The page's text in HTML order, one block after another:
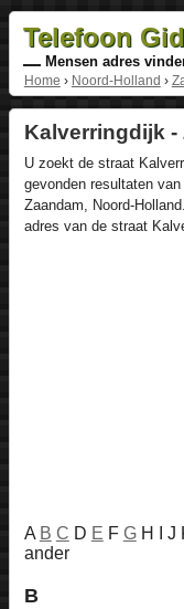
Telefoon
Mensen adres
Home › Noord-Holland ›
Kalverringdijk -
U zoekt de straat
gevonden resultaten
Zaandam, Noord-
adres van de straat
A B C D E F GH I J
ander
B